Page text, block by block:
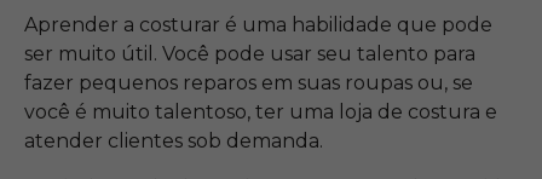
Aprender a costurar é uma habilidade que pode
ser muito útil. Você pode usar seu talento para
fazer pequenos reparos em suas roupas ou, se
você é muito talentoso, ter uma loja de costura e
atender clientes sob demanda.